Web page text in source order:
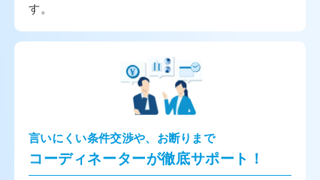
す。
言いにくい条件交渉や、お断りまで
コーディネーターが徹底サポート！